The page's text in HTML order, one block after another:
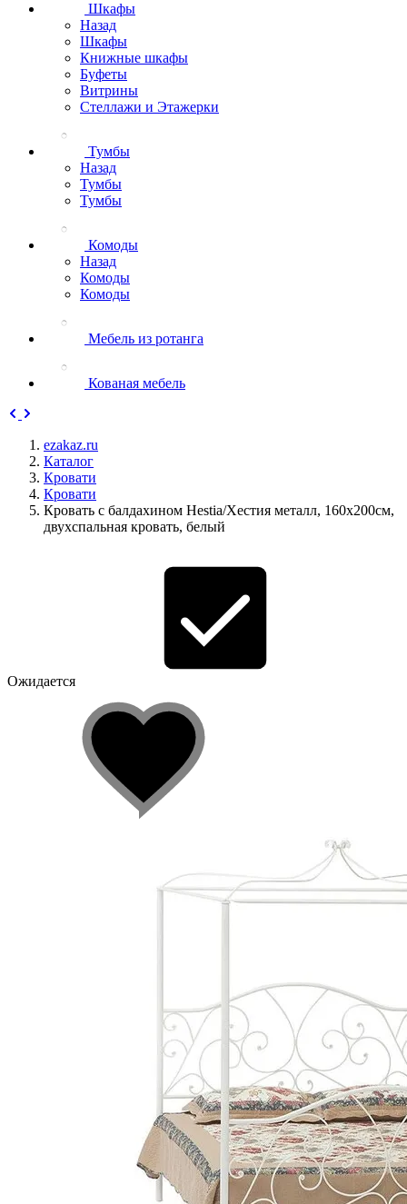
Шкафы
Назад
Шкафы
Книжные шкафы
Буфеты
Витрины
Стеллажи и Этажерки
Тумбы
Назад
Тумбы
Тумбы
Комоды
Назад
Комоды
Комоды
Мебель из ротанга
Кованая мебель
ezakaz.ru
Каталог
Кровати
Кровати
Кровать c балдахином Hestia/Хестия металл, 160х200см,
двухспальная кровать, белый
Ожидается